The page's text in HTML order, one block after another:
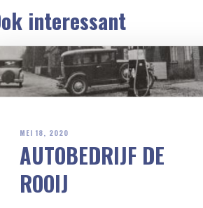
interessant
MEI 18, 2020
AUTOBEDRIJF DE
ROOIJ